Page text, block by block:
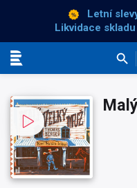
Letní
Likvidace